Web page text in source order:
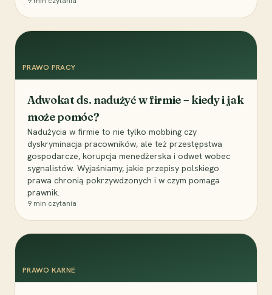
PRAWO PRACY
Adwokat ds. nadużyć w firmie – kiedy i jak
może pomóc?
Nadużycia w firmie to nie tylko mobbing czy
dyskryminacja pracowników, ale też przestępstwa
gospodarcze, korupcja menedżerska i odwet wobec
sygnalistów. Wyjaśniamy, jakie przepisy polskiego
prawa chronią pokrzywdzonych i w czym pomaga
prawnik.
9 min czytania
PRAWO KARNE